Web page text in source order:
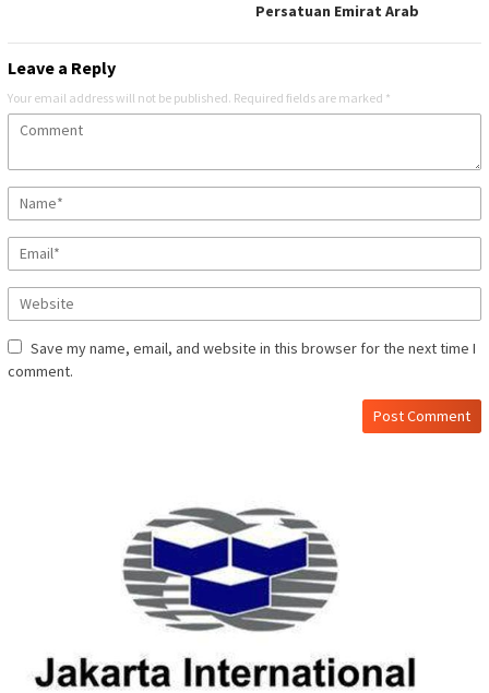
Persatuan Emirat Arab
Leave a Reply
Your email address will not be published. Required fields are marked *
Save my name, email, and website in this browser for the next time I
comment.